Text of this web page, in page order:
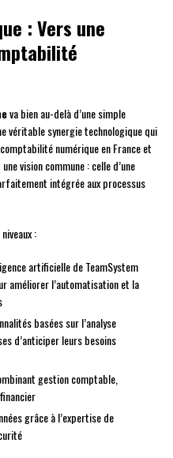
: Vers une
va bien au-delà d’une simple
véritable synergie technologique qui
numérique en France et
vision commune : celle d’une
intégrée aux processus
:
artificielle de TeamSystem
améliorer l’automatisation et la
basées sur l’analyse
d’anticiper leurs besoins
gestion comptable,
grâce à l’expertise de